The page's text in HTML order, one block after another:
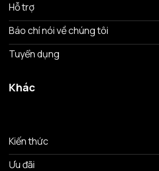
Hỗ trợ
Báo chí nói về chúng tôi
Tuyển dụng
Khác
Kiến thức
Ưu đãi